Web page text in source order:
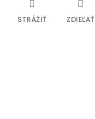
STRÁŽIŤ ZDIEĽAŤ